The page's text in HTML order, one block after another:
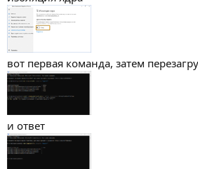
вот первая команда, затем
и ответ